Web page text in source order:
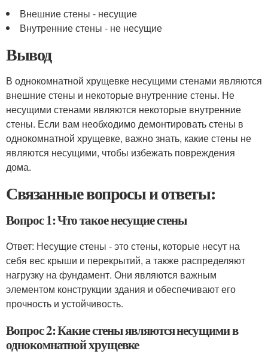
Внешние стены - несущие
Внутренние стены - не несущие
Вывод
В однокомнатной хрущевке несущими стенами являются
внешние стены и некоторые внутренние стены. Не
несущими стенами являются некоторые внутренние
стены. Если вам необходимо демонтировать стены в
однокомнатной хрущевке, важно знать, какие стены не
являются несущими, чтобы избежать повреждения
дома.
Связанные вопросы и ответы:
Вопрос 1: Что такое несущие стены
Ответ: Несущие стены - это стены, которые несут на
себя вес крыши и перекрытий, а также распределяют
нагрузку на фундамент. Они являются важным
элементом конструкции здания и обеспечивают его
прочность и устойчивость.
Вопрос 2: Какие стены являются несущими в
однокомнатной хрущевке